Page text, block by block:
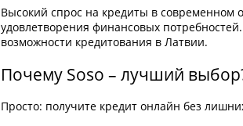
Высокий спрос на кредиты в современном
удовлетворения финансовых
возможности кредитования в Латвии.
Почему Soso – лучший
Просто: получите кредит онлайн без